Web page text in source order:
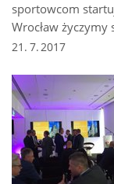
sportowcom
Wrocław życzymy
21. 7. 2017